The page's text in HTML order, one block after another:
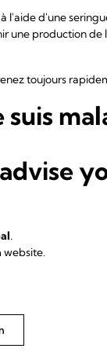
l'aide d'une
une production
toujours
l'allaitement si
de diarrhée ou de
par le lait
idée. En réalité,
étroit avec
Vous
le pouvez et
famille ou à vos
.
website.